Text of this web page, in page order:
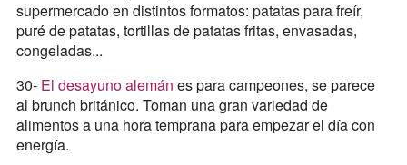
supermercado en distintos formatos: patatas para freír,
puré de patatas, tortillas de patatas fritas, envasadas,
congeladas...
30- El desayuno alemán es para campeones, se parece
al brunch británico. Toman una gran variedad de
alimentos a una hora temprana para empezar el día con
energía.